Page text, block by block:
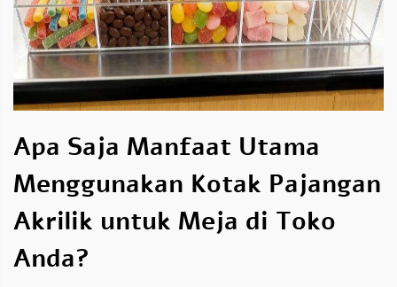
Apa Saja Manfaat Utama
Menggunakan Kotak Pajangan
Akrilik untuk Meja di Toko
Anda?